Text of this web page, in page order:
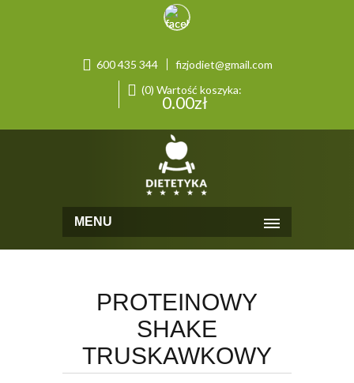
600 435 344
fizjodiet@gmail.com
(0) Wartość koszyka:
0.00zł
MENU
PROTEINOWY
SHAKE
TRUSKAWKOWY